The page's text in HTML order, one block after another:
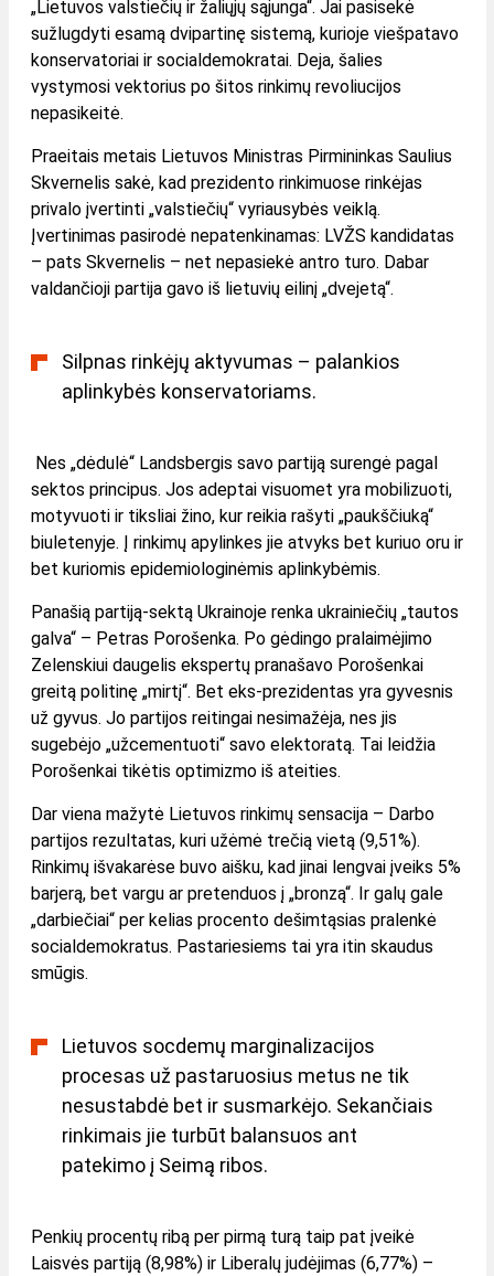
„Lietuvos valstiečių ir žaliųjų sąjunga“. Jai pasisekė
sužlugdyti esamą dvipartinę sistemą, kurioje viešpatavo
konservatoriai ir socialdemokratai. Deja, šalies
vystymosi vektorius po šitos rinkimų revoliucijos
nepasikeitė.
Praeitais metais Lietuvos Ministras Pirmininkas Saulius
Skvernelis sakė, kad prezidento rinkimuose rinkėjas
privalo įvertinti „valstiečių“ vyriausybės veiklą.
Įvertinimas pasirodė nepatenkinamas: LVŽS kandidatas
– pats Skvernelis – net nepasiekė antro turo. Dabar
valdančioji partija gavo iš lietuvių eilinį „dvejetą“.
Silpnas rinkėjų aktyvumas – palankios
aplinkybės konservatoriams.
Nes „dėdulė“ Landsbergis savo partiją surengė pagal
sektos principus. Jos adeptai visuomet yra mobilizuoti,
motyvuoti ir tiksliai žino, kur reikia rašyti „paukščiuką“
biuletenyje. Į rinkimų apylinkes jie atvyks bet kuriuo oru ir
bet kuriomis epidemiologinėmis aplinkybėmis.
Panašią partiją-sektą Ukrainoje renka ukrainiečių „tautos
galva“ – Petras Porošenka. Po gėdingo pralaimėjimo
Zelenskiui daugelis ekspertų pranašavo Porošenkai
greitą politinę „mirtį“. Bet eks-prezidentas yra gyvesnis
už gyvus. Jo partijos reitingai nesimažėja, nes jis
sugebėjo „užcementuoti“ savo elektoratą. Tai leidžia
Porošenkai tikėtis optimizmo iš ateities.
Dar viena mažytė Lietuvos rinkimų sensacija – Darbo
partijos rezultatas, kuri užėmė trečią vietą (9,51%).
Rinkimų išvakarėse buvo aišku, kad jinai lengvai įveiks 5%
barjerą, bet vargu ar pretenduos į „bronzą“. Ir galų gale
„darbiečiai“ per kelias procento dešimtąsias pralenkė
socialdemokratus. Pastariesiems tai yra itin skaudus
smūgis.
Lietuvos socdemų marginalizacijos
procesas už pastaruosius metus ne tik
nesustabdė bet ir susmarkėjo. Sekančiais
rinkimais jie turbūt balansuos ant
patekimo į Seimą ribos.
Penkių procentų ribą per pirmą turą taip pat įveikė
Laisvės partiją (8,98%) ir Liberalų judėjimas (6,77%) –